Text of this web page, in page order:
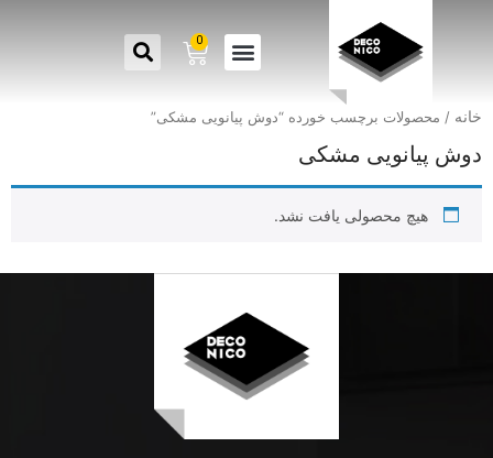
0
خانه / محصولات برچسب خورده “دوش پیانویی مشکی”
دوش پیانویی مشکی
هیچ محصولی یافت نشد.